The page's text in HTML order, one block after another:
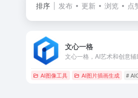
排序 发布 更新 浏览 点
文心一格
AI图像工具 AI图片插画生成 #